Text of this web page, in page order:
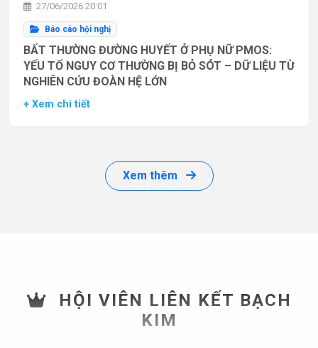
27/06/2026 20:01
Báo cáo hội nghị
BẤT THƯỜNG ĐƯỜNG HUYẾT Ở PHỤ NỮ PMOS:
YẾU TỐ NGUY CƠ THƯỜNG BỊ BỎ SÓT – DỮ LIỆU TỪ
NGHIÊN CỨU ĐOÀN HỆ LỚN
+ Xem chi tiết
Xem thêm
HỘI VIÊN LIÊN KẾT BẠCH
KIM